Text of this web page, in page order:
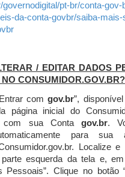
governodigital/pt-br/conta-gov-
da-conta-govbr/saiba-
/ EDITAR DADOS
CONSUMIDOR.GOV.BR?
comgov.br”,
página inicial do
com sua Conta gov.br.
para sua
Localize e
parte esquerda da tela e,
Pessoais”. Clique no botão